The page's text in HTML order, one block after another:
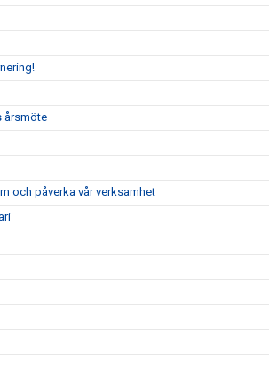
årsmöte
och påverka vår verksamhet